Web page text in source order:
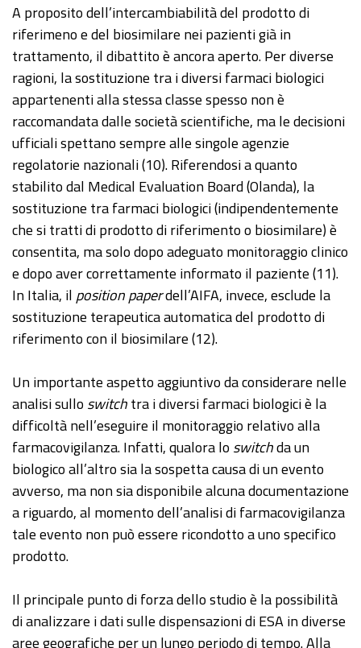
A proposito dell’intercambiabilità del prodotto di
riferimeno e del biosimilare nei pazienti già in
trattamento, il dibattito è ancora aperto. Per diverse
ragioni, la sostituzione tra i diversi farmaci biologici
appartenenti alla stessa classe spesso non è
raccomandata dalle società scientifiche, ma le decisioni
ufficiali spettano sempre alle singole agenzie
regolatorie nazionali (10). Riferendosi a quanto
stabilito dal Medical Evaluation Board (Olanda), la
sostituzione tra farmaci biologici (indipendentemente
che si tratti di prodotto di riferimento o biosimilare) è
consentita, ma solo dopo adeguato monitoraggio clinico
e dopo aver correttamente informato il paziente (11).
In Italia, il position paperdell’AIFA, invece, esclude la
sostituzione terapeutica automatica del prodotto di
riferimento con il biosimilare (12).
Un importante aspetto aggiuntivo da considerare nelle
analisi sullo switchtra i diversi farmaci biologici è la
difficoltà nell’eseguire il monitoraggio relativo alla
farmacovigilanza. Infatti, qualora lo switchda un
biologico all’altro sia la sospetta causa di un evento
avverso, ma non sia disponibile alcuna documentazione
a riguardo, al momento dell’analisi di farmacovigilanza
tale evento non può essere ricondotto a uno specifico
prodotto.
Il principale punto di forza dello studio è la possibilità
di analizzare i dati sulle dispensazioni di ESA in diverse
aree geografiche per un lungo periodo di tempo. Alla